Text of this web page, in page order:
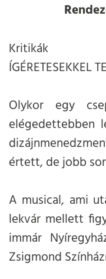
Kritikák
ÍGÉRETESEKKEL
Olykor egy
elégedettebben
értett, de jobb
A musical, ami
lekvár mellett
immár
Zsigmond